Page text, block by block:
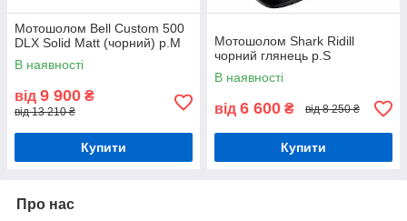
Мотошолом Bell Custom 500
DLX Solid Matt (чорний) р.М
В наявності
від 9 900 ₴
від 13 210 ₴
Купити
Мотошолом Shark Ridill
чорний глянець р.S
В наявності
від 6 600 ₴ від 8 250 ₴
Купити
Про нас